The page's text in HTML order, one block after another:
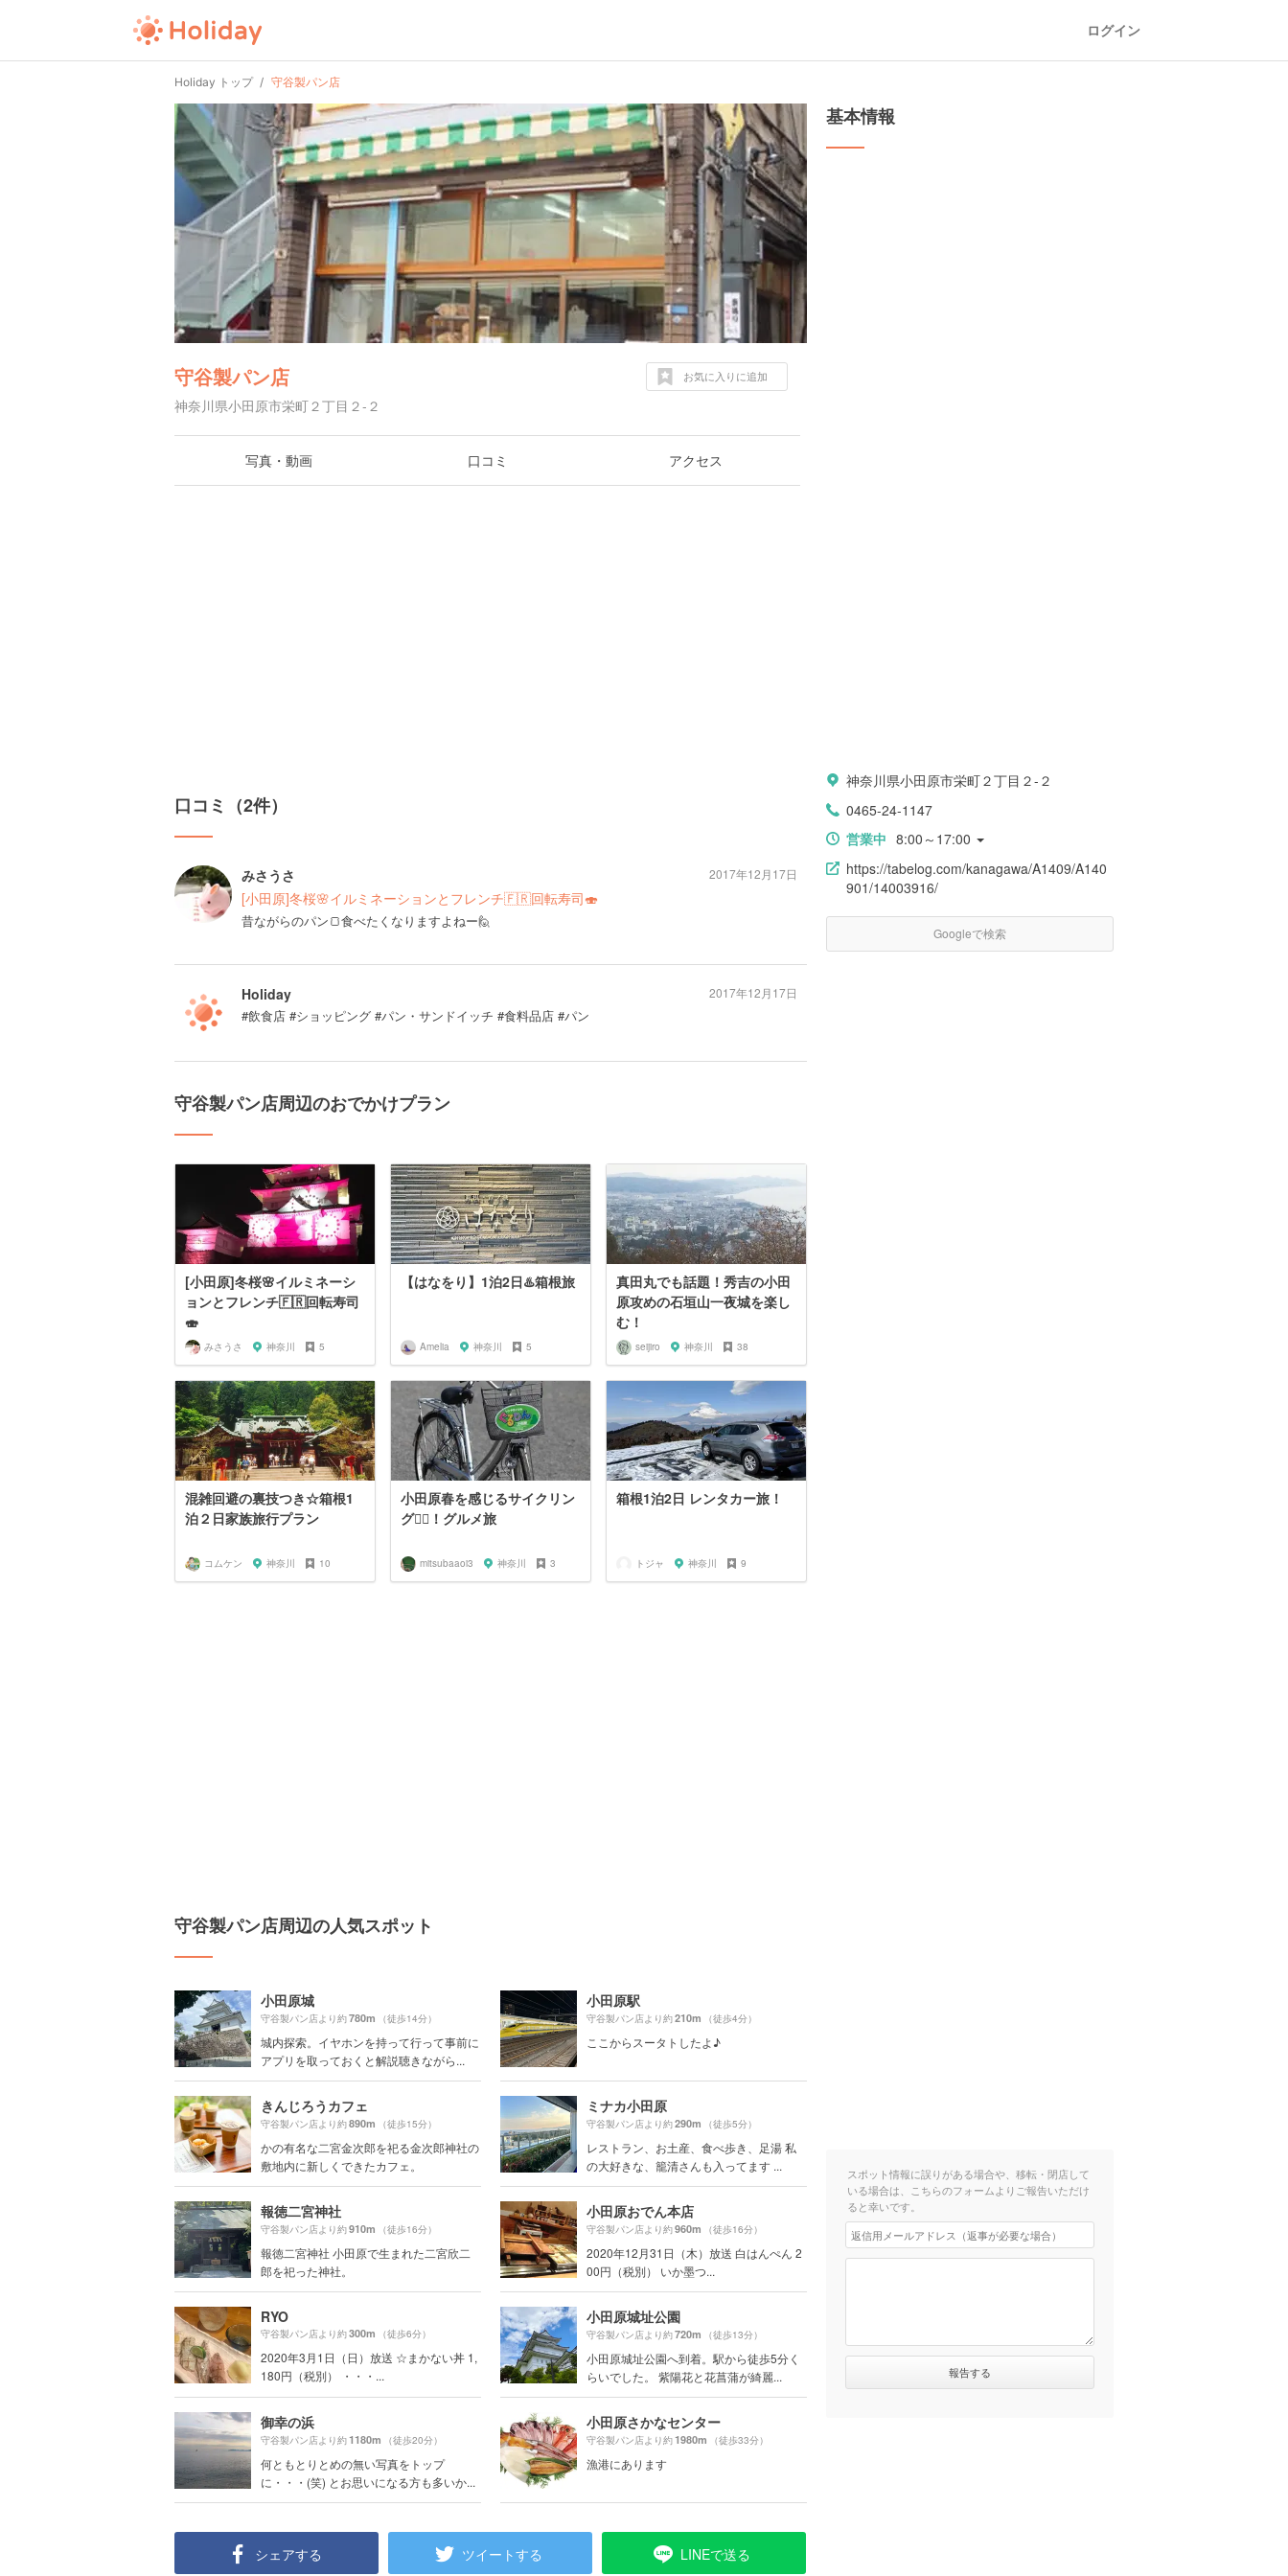
ログイン
Holiday トップ 守谷製パン店
守谷製パン店
神奈川県小田原市栄町２丁目２-２
お気に入りに追加
写真・動画 口コミ アクセス
口コミ（2件）
みさうさ
[小田原]冬桜🌸イルミネーションとフレンチ🇫🇷回転寿司🍣
昔ながらのパン🍞食べたくなりますよねー🙋
2017年12月17日
Holiday
#飲食店 #ショッピング #パン・サンドイッチ #食料品店 #パン
2017年12月17日
守谷製パン店周辺のおでかけプラン
[小田原]冬桜🌸イルミネーシ
ョンとフレンチ🇫🇷回転寿司
🍣
みさうさ 神奈川 5
【はなをり】1泊2日♨️箱根旅
Amelia 神奈川 5
真田丸でも話題！秀吉の小田
原攻めの石垣山一夜城を楽し
む！
seijiro 神奈川 38
混雑回避の裏技つき☆箱根1
泊２日家族旅行プラン
コムケン 神奈川 10
小田原春を感じるサイクリン
グ🚴‍♀️！グルメ旅
mitsubaaoi3 神奈川 3
箱根1泊2日 レンタカー旅！
トジャ 神奈川 9
守谷製パン店周辺の人気スポット
小田原城
守谷製パン店より約780m （徒歩14分）
城内探索。イヤホンを持って行って事前に
アプリを取っておくと解説聴きながら...
小田原駅
守谷製パン店より約210m （徒歩4分）
ここからスータトしたよ♪
きんじろうカフェ
守谷製パン店より約890m （徒歩15分）
かの有名な二宮金次郎を祀る金次郎神社の
敷地内に新しくできたカフェ。
ミナカ小田原
守谷製パン店より約290m （徒歩5分）
レストラン、お土産、食べ歩き、足湯 私
の大好きな、籠清さんも入ってます ...
報徳二宮神社
守谷製パン店より約910m （徒歩16分）
報徳二宮神社 小田原で生まれた二宮欣二
郎を祀った神社。
小田原おでん本店
守谷製パン店より約960m （徒歩16分）
2020年12月31日（木）放送 白はんぺん 2
00円（税別） いか墨つ...
RYO
守谷製パン店より約300m （徒歩6分）
2020年3月1日（日）放送 ☆まかない丼 1,
180円（税別） ・・・...
小田原城址公園
守谷製パン店より約720m （徒歩13分）
小田原城址公園へ到着。駅から徒歩5分く
らいでした。 紫陽花と花菖蒲が綺麗...
御幸の浜
守谷製パン店より約1180m （徒歩20分）
何ともとりとめの無い写真をトップ
に・・・(笑) とお思いになる方も多いか...
小田原さかなセンター
守谷製パン店より約1980m （徒歩33分）
漁港にあります
シェアする ツイートする LINEで送る
基本情報
神奈川県小田原市栄町２丁目２-２
0465-24-1147
営業中 8:00～17:00
https://tabelog.com/kanagawa/A1409/A140
901/14003916/
Googleで検索
スポット情報に誤りがある場合や、移転・閉店して
いる場合は、こちらのフォームよりご報告いただけ
ると幸いです。